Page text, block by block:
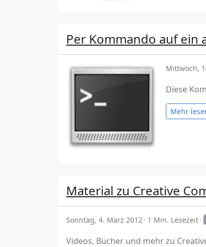
Per Kommando auf ein
Mittwoch,
Diese
Mehr
Material zu Creative
Sonntag, 4. März 2012 1 Min. Lesezeit
Videos, Bücher und mehr zu